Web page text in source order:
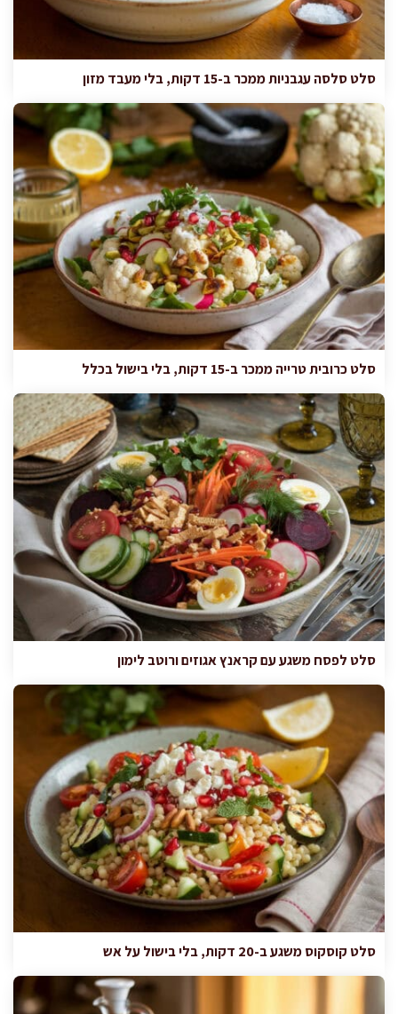
סלט סלסה עגבניות ממכר ב-15 דקות, בלי מעבד מזון
סלט כרובית טרייה ממכר ב-15 דקות, בלי בישול בכלל
סלט לפסח משגע עם קראנץ אגוזים ורוטב לימון
סלט קוסקוס משגע ב-20 דקות, בלי בישול על אש